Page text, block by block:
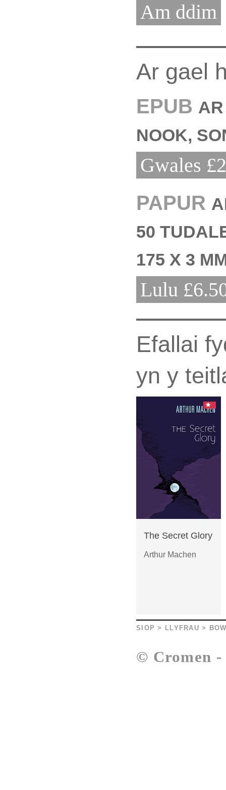
Am ddim
Ar gael
EPUB
NOOK,
Gwales
PAPUR
50
175 X 3
Lulu
Efallai
yn y
The Secret Glory
Arthur Machen
SIOP > LLYFRAU >
© Cromen